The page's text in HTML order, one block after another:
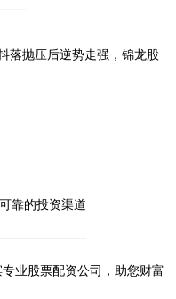
落抛压后逆势走强，锦龙股
靠的投资渠道
业股票配资公司，助您财富